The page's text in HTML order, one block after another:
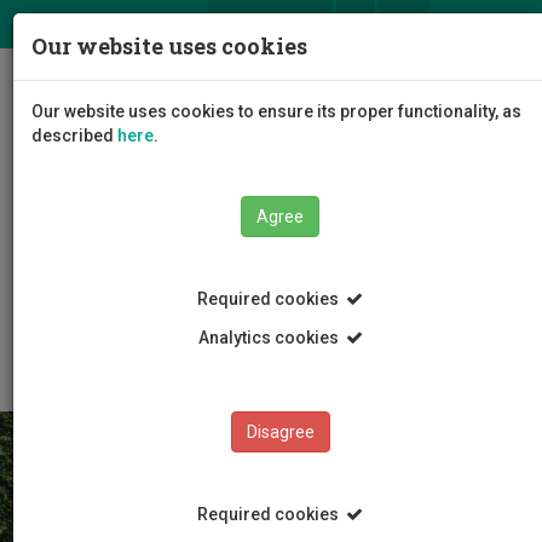
Πολιτική Προστασίας Δεδομένων Προσωπικού
Our website uses cookies
Our website uses cookies to ensure its proper functionality, as
described here.
Agree
Required cookies
Analytics cookies
Disagree
Required cookies